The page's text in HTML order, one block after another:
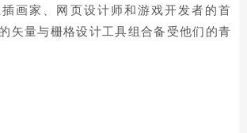
画家、网页设计师和游戏开发者的首
矢量与栅格设计工具组合备受他们的青